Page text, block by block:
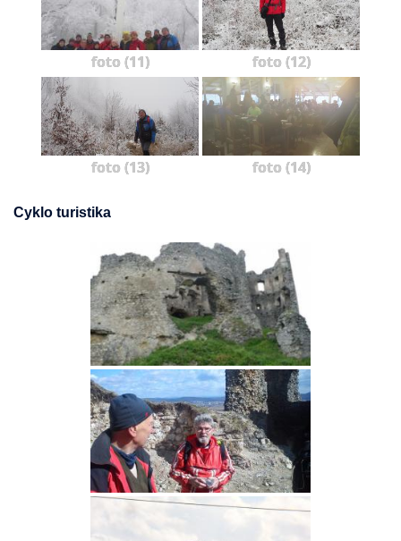
foto (11) foto (12)
foto (13) foto (14)
Cyklo turistika